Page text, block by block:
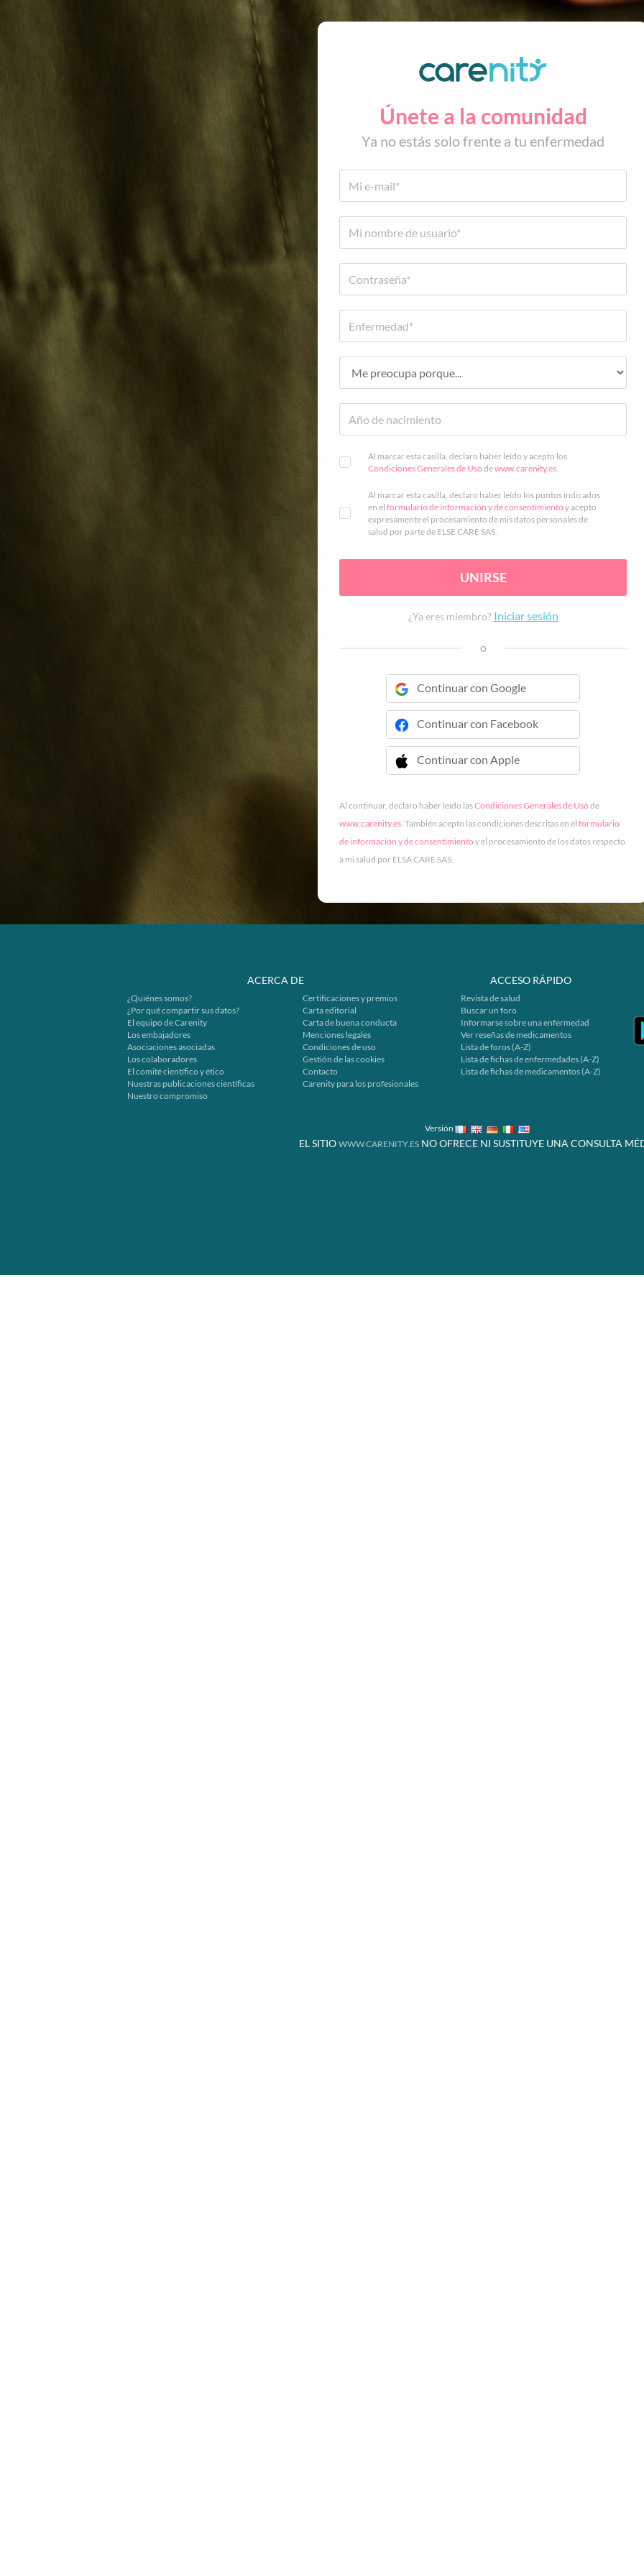
Únete a la comunidad
Ya no estás solo frente a tu enfermedad
Al marcar esta casilla, declaro haber leído y acepto los
Condiciones Generales de Uso dewww.carenity.es.
Al marcar esta casilla, declaro haber leído los puntos indicados
en el formulario de información y de consentimiento y acepto
expresamente el procesamiento de mis datos personales de
salud por parte de ELSE CARE SAS.
UNIRSE
¿Ya eres miembro? Iniciar sesión
o
Continuar con Google
Continuar con Facebook
Continuar con Apple
 Continuar con Apple
Al continuar, declaro haber leído lasCondiciones Generales de Uso de
www.carenity.es. También acepto las condiciones descritas en el formulario
de información y de consentimiento y el procesamiento de los datos respecto
a mi salud por ELSA CARE SAS.
ACERCA DE
¿Quiénes somos?
¿Por qué compartir sus datos?
El equipo de Carenity
Los embajadores
Asociaciones asociadas
Los colaboradores
El comité científico y ético
Nuestras publicaciones científicas
Nuestro compromiso
Certificaciones y premios
Carta editorial
Carta de buena conducta
Menciones legales
Condiciones de uso
Gestión de las cookies
Contacto
Carenity para los profesionales
ACCESO RÁPIDO
Revista de salud
Buscar un foro
Informarse sobre una enfermedad
Ver reseñas de medicamentos
Lista de foros (A-Z)
Lista de fichas de enfermedades (A-Z)
Lista de fichas de medicamentos (A-Z)
Versión
EL SITIO WWW.CARENITY.ES NO OFRECE NI SUSTITUYE UNA CONSULTA